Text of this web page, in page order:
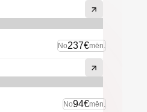
No237€mēn.
No94€mēn.